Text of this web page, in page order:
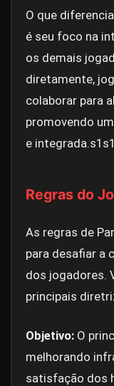
O que
é seu foco na
os demais
diretamente,
colaborar para
promovendo
e integrada.
Regras do
As regras de
para desafiar a
dos jogadores.
principais
Objetivo: O
melhorando
satisfação dos